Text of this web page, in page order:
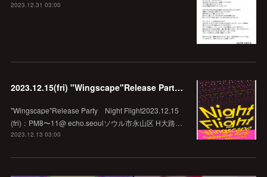
2023.12.31 03:00
2023.12.15(fri) "Wingscape"Release Party Night Flight @echo.seoul
"Wingscape"Release Party Night Flight2023.12.15
(fri)：PM8〜11@ echo.seoulソウル市永山区 H大路…
2023.12.13 03:00